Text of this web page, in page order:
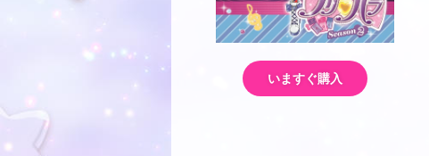
いますぐ購入